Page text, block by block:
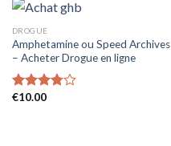
DROGUE
Amphetamine ou Speed Archives
– Acheter Drogue en ligne
Rated
€10.00